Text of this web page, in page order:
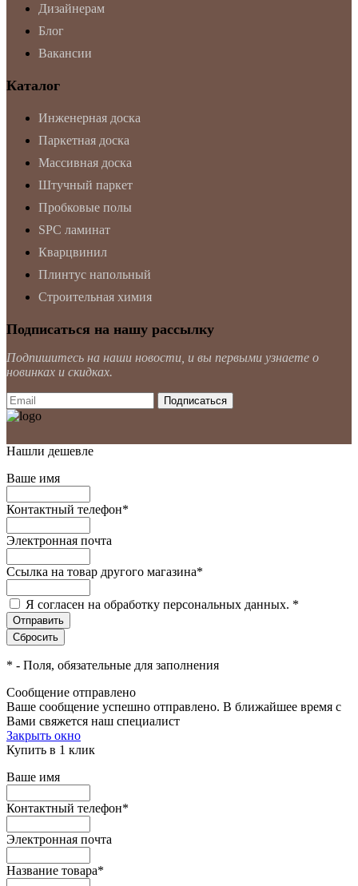
Дизайнерам
Блог
Вакансии
Каталог
Инженерная доска
Паркетная доска
Массивная доска
Штучный паркет
Пробковые полы
SPC ламинат
Кварцвинил
Плинтус напольный
Строительная химия
Подписаться на нашу рассылку
Подпишитесь на наши новости, и вы первыми узнаете о
новинках и скидках.
Нашли дешевле
Ваше имя
Контактный телефон*
Электронная почта
Ссылка на товар другого магазина*
Я согласен на обработку персональных данных. *
* - Поля, обязательные для заполнения
Сообщение отправлено
Ваше сообщение успешно отправлено. В ближайшее время с
Вами свяжется наш специалист
Закрыть окно
Купить в 1 клик
Ваше имя
Контактный телефон*
Электронная почта
Название товара*